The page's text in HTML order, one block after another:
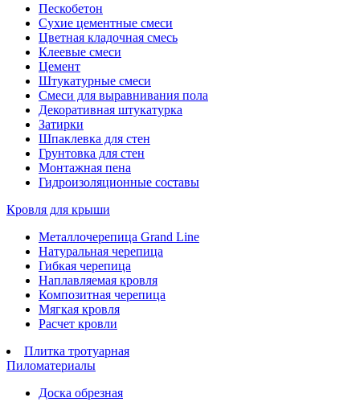
Пескобетон
Сухие цементные смеси
Цветная кладочная смесь
Клеевые смеси
Цемент
Штукатурные смеси
Смеси для выравнивания пола
Декоративная штукатурка
Затирки
Шпаклевка для стен
Грунтовка для стен
Монтажная пена
Гидроизоляционные составы
Кровля для крыши
Металлочерепица Grand Line
Натуральная черепица
Гибкая черепица
Наплавляемая кровля
Композитная черепица
Мягкая кровля
Расчет кровли
Плитка тротуарная
Пиломатериалы
Доска обрезная